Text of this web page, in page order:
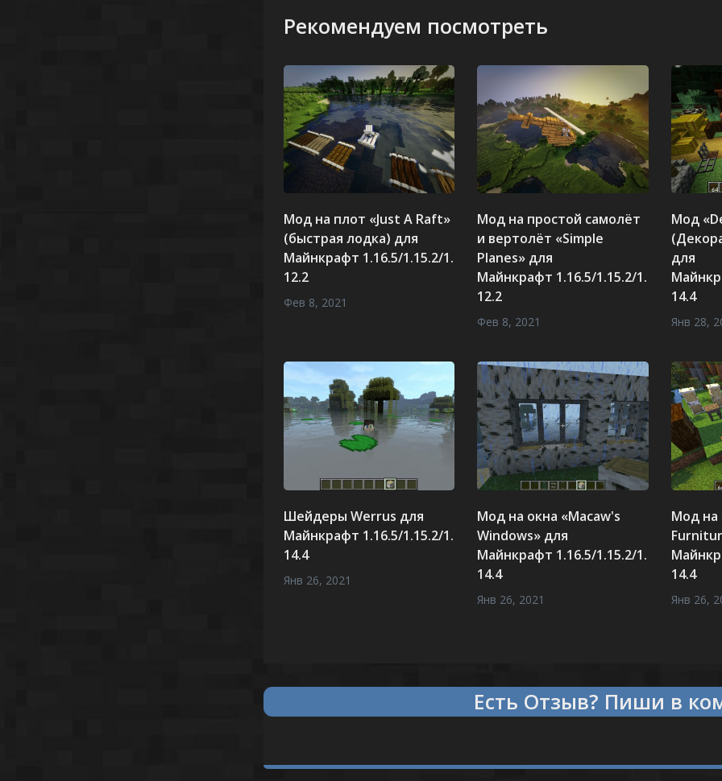
Рекомендуем посмотреть
Мод на плот «Just A Raft»
(быстрая лодка) для
Майнкрафт 1.16.5/1.15.2/1.
12.2
Фев 8, 2021
Мод на простой самолёт
и вертолёт «Simple
Planes» для
Майнкрафт 1.16.5/1.15.2/1.
12.2
Фев 8, 2021
Мод
для
14.4
Янв 28,
Шейдеры Werrus для
Майнкрафт 1.16.5/1.15.2/1.
14.4
Янв 26, 2021
Мод на окна «Macaw's
Windows» для
Майнкрафт 1.16.5/1.15.2/1.
14.4
Янв 26, 2021
Мод на
14.4
Янв 26,
Естьчто сказать?Пиши в